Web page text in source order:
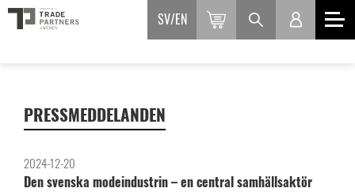
SV EN
PRESSMEDDELANDEN
2024-12-20
Den svenska modeindustrin – en central samhällsaktör